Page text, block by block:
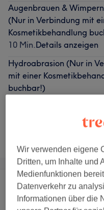
Augenbrauen &
(Nur in Verbindung mit
Kosmetikbehandlung
10 Min.Details anzeigen
Hydroabrasion (Nur in
mit einer
buchbar!)
Nicht gefunden wonach du
Haarentfernung
Wir verwenden eigene
Dritten, um Inhalte und
Medienfunktionen
Datenverkehr zu
Informationen über die